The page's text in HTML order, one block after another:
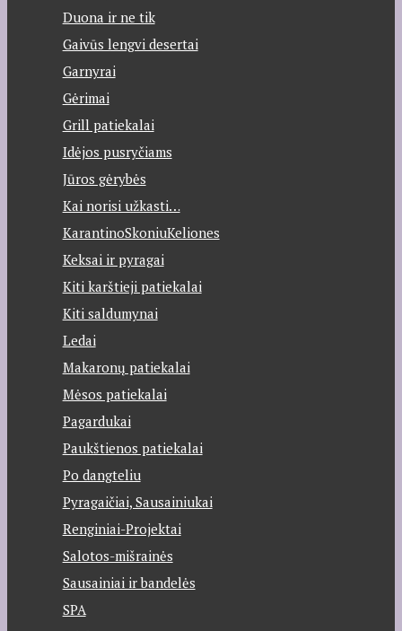
Duona ir ne tik
Gaivūs lengvi desertai
Garnyrai
Gėrimai
Grill patiekalai
Idėjos pusryčiams
Jūros gėrybės
Kai norisi užkasti…
KarantinoSkoniuKeliones
Keksai ir pyragai
Kiti karštieji patiekalai
Kiti saldumynai
Ledai
Makaronų patiekalai
Mėsos patiekalai
Pagardukai
Paukštienos patiekalai
Po dangteliu
Pyragaičiai, Sausainiukai
Renginiai-Projektai
Salotos-mišrainės
Sausainiai ir bandelės
SPA